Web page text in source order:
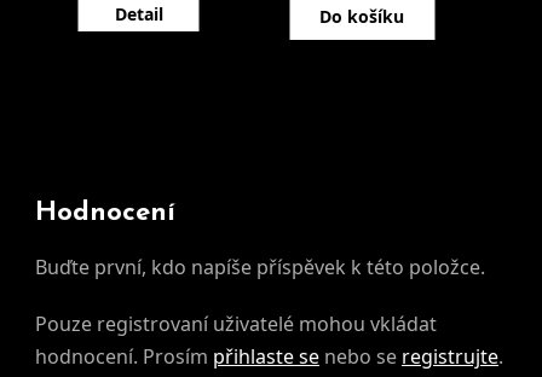
Detail Do košíku
Hodnocení
Buďte první, kdo napíše příspěvek k této položce.
Pouze registrovaní uživatelé mohou vkládat
hodnocení. Prosím přihlaste se nebo se registrujte.